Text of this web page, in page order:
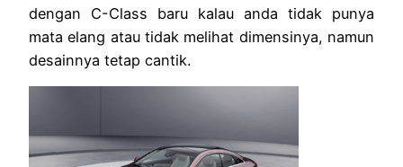
dengan C-Class baru kalau anda tidak punya
mata elang atau tidak melihat dimensinya, namun
desainnya tetap cantik.